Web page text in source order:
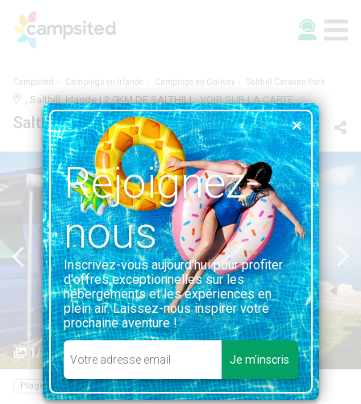
Campsited Campings en Irlande Campings en Galway Salthill Caravan Park
, Salthill, Irlande | 2.0KM DE SALTHILL VOIR SUR LA CARTE
Salthill Caravan Park
1/3
Plage Restaurant Epicerie Randonnée Piscine
Rejoignez-
nous
Inscrivez-vous aujourd'hui pour profiter
d'offres exceptionnelles sur les
hébergements et les expériences en
plein air. Laissez-nous inspirer votre
prochaine aventure !
Je m'inscris